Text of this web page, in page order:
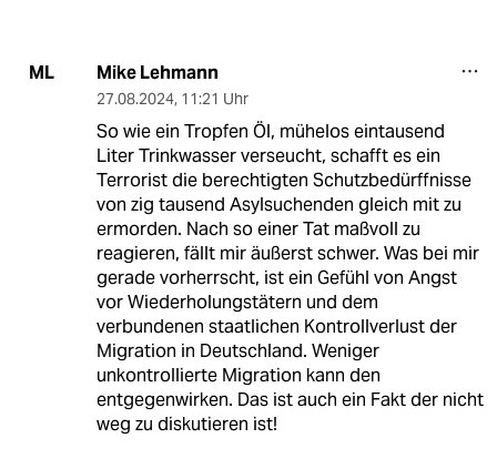
ML Mike Lehmann
27.08.2024, 11:21 Uhr
So wie ein Tropfen Öl, mühelos eintausend
Liter Trinkwasser verseucht, schafft es ein
Terrorist die berechtigten Schutzbedürffnisse
von zig tausend Asylsuchenden gleich mit zu
ermorden. Nach so einer Tat maßvoll zu
reagieren, fällt mir äußerst schwer. Was bei mir
gerade vorherrscht, ist ein Gefühl von Angst
vor Wiederholungstätern und dem
verbundenen staatlichen Kontrollverlust der
Migration in Deutschland. Weniger
unkontrollierte Migration kann den
entgegenwirken. Das ist auch ein Fakt der nicht
weg zu diskutieren ist!